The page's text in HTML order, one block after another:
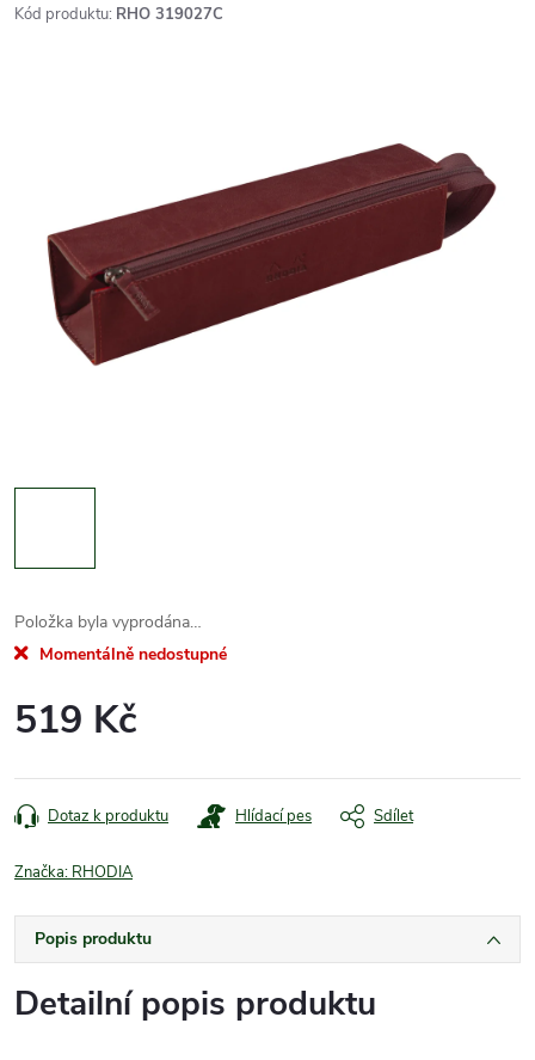
Kód produktu: RHO 319027C
Položka byla vyprodána…
Momentálně nedostupné
519 Kč
cena:
Dotaz k produktu Hlídací pes Sdílet
Značka: RHODIA
Popis produktu
Detailní popis produktu